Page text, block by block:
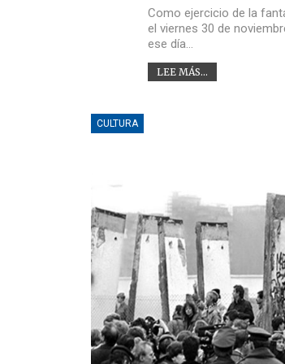
Como ejercicio de la
el viernes 30 de
ese día…
LEE MÁS...
CULTURA